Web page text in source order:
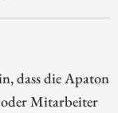
dass die Apaton
Mitarbeiter